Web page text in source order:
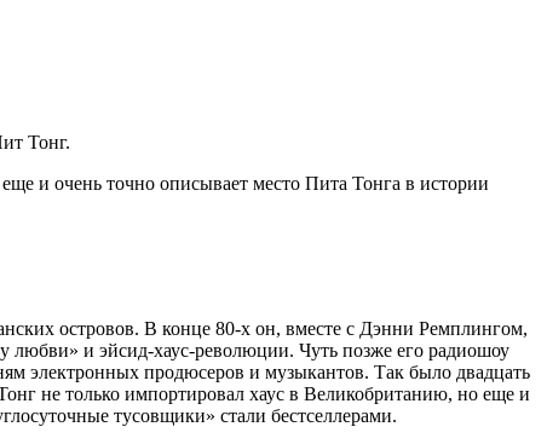
Тонг.
и очень точно описывает место Пита Тонга в истории
островов. В конце 80-х он, вместе с Дэнни Ремплингом,
и эйсид-хаус-революции. Чуть позже его радиошоу
электронных продюсеров и музыкантов. Так было двадцать
не только импортировал хаус в Великобританию, но еще и
тусовщики» стали бестселлерами.